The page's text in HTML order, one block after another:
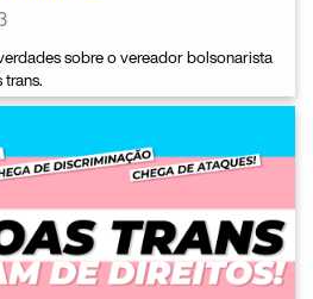
sobre o vereador bolsonarista